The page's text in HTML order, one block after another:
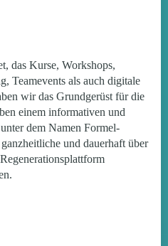
das Kurse, Workshops,
Teamevents als auch digitale
wir das Grundgerüst für die
einem informativen und
dem Namen Formel-
und dauerhaft über